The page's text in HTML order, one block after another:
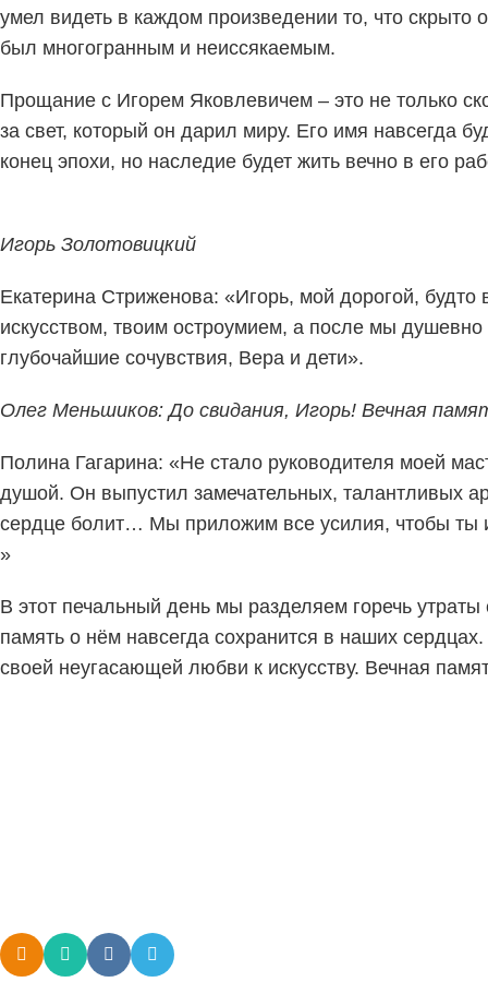
умел видеть в каждом произведении то, что скрыто
был многогранным и неиссякаемым.
Прощание с Игорем Яковлевичем – это не только
за свет, который он дарил миру. Его имя навсегда
конец эпохи, но наследие будет жить вечно в его
Игорь Золотовицкий
Екатерина Стриженова: «Игорь, мой дорогой, будто
искусством, твоим остроумием, а после мы
глубочайшие сочувствия, Вера и дети».
Олег Меньшиков: До свидания, Игорь! Вечная
Полина Гагарина: «Не стало руководителя моей
душой. Он выпустил замечательных, талантливых
сердце болит… Мы приложим все усилия, чтобы ты
»
В этот печальный день мы разделяем горечь
память о нём навсегда сохранится в наших
своей неугасающей любви к искусству. Вечная